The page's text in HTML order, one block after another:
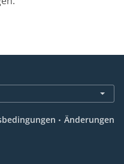
. Änderungen